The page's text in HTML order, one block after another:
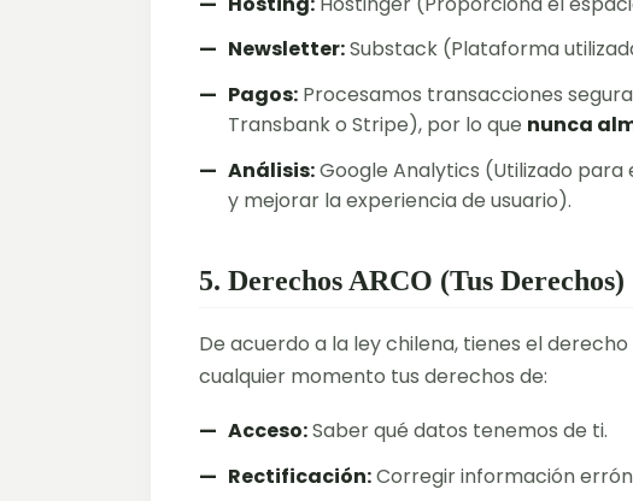
Newsletter:Substack (Plataforma
Pagos: Procesamos transacciones
Transbank o Stripe), por lo que nunca
Análisis:Google Analytics (Utilizado
y mejorar la experiencia de usuario).
5. Derechos ARCO (Tus Derechos)
De acuerdo a la ley chilena, tienes el
cualquier momento tus derechos de:
Acceso:Saber qué datos tenemos de ti.
Rectificación:Corregir información